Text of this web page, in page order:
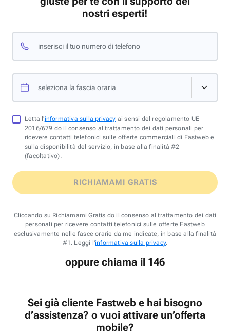
nostri esperti!
inserisci il tuo numero di telefono
seleziona la fascia oraria
Letta l'informativa sulla privacy ai sensi del regolamento UE
2016/679 do il consenso al trattamento dei dati personali per
ricevere contatti telefonici sulle offerte commerciali di Fastweb e
sulla disponibilità del servizio, in base alla finalità #2
(facoltativo).
RICHIAMAMI GRATIS
Cliccando su Richiamami Gratis do il consenso al trattamento dei dati
personali per ricevere contatti telefonici sulle offerte Fastweb
esclusivamente nelle fasce orarie da me indicate, in base alla finalità
#1. Leggi l'informativa sulla privacy.
oppure chiama il 146
Sei già cliente Fastweb e hai bisogno
d’assistenza? o vuoi attivare un’offerta
mobile?